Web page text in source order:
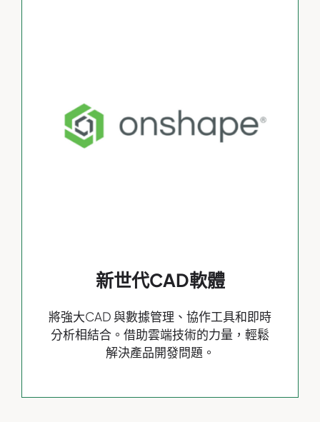
新世代CAD軟體
將強大CAD 與數據管理、協作工具和即時
分析相結合。借助雲端技術的力量，輕鬆
解決產品開發問題。